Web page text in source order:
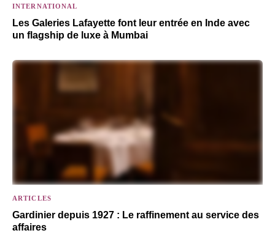
INTERNATIONAL
Les Galeries Lafayette font leur entrée en Inde avec
un flagship de luxe à Mumbai
ARTICLES
Gardinier depuis 1927 : Le raffinement au service des
affaires